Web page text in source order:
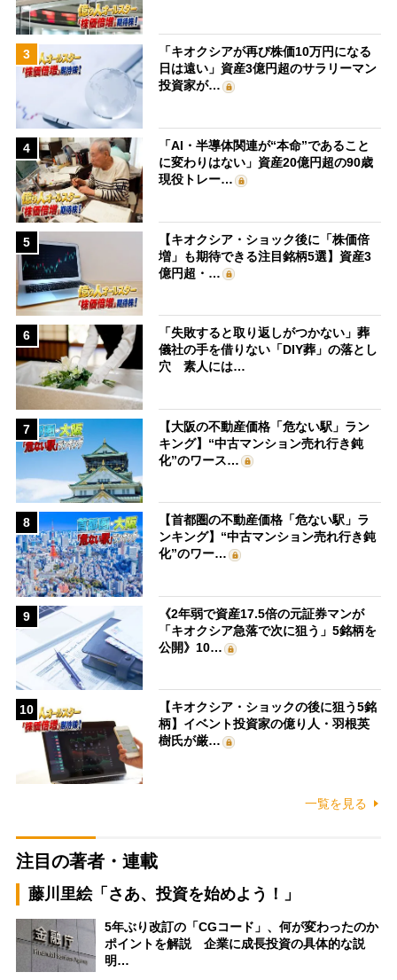
3
「キオクシアが再び株価10万円になる
日は遠い」資産3億円超のサラリーマン
投資家が…
4
「AI・半導体関連が“本命”であること
に変わりはない」資産20億円超の90歳
現役トレー…
5
【キオクシア・ショック後に「株価倍
増」も期待できる注目銘柄5選】資産3
億円超・…
6
「失敗すると取り返しがつかない」葬
儀社の手を借りない「DIY葬」の落とし
穴 素人には…
7
【大阪の不動産価格「危ない駅」ラン
キング】“中古マンション売れ行き鈍
化”のワース…
8
【首都圏の不動産価格「危ない駅」ラ
ンキング】“中古マンション売れ行き鈍
化”のワー…
9
《2年弱で資産17.5倍の元証券マンが
「キオクシア急落で次に狙う」5銘柄を
公開》10…
10
【キオクシア・ショックの後に狙う5銘
柄】イベント投資家の億り人・羽根英
樹氏が厳…
一覧を見る
注目の著者・連載
藤川里絵「さあ、投資を始めよう！」
5年ぶり改訂の「CGコード」、何が変わったのか
ポイントを解説 企業に成長投資の具体的な説
明…